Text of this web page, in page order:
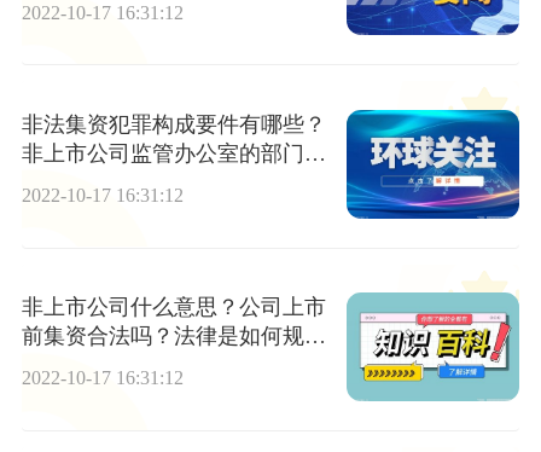
2022-10-17 16:31:12
非法集资犯罪构成要件有哪些？
非上市公司监管办公室的部门职
责是什么？
2022-10-17 16:31:12
非上市公司什么意思？公司上市
前集资合法吗？法律是如何规定
的？
2022-10-17 16:31:12